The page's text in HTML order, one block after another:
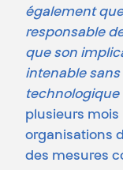
également
responsable
que son
intenable
technologique
plusieurs
organisations
des mesures